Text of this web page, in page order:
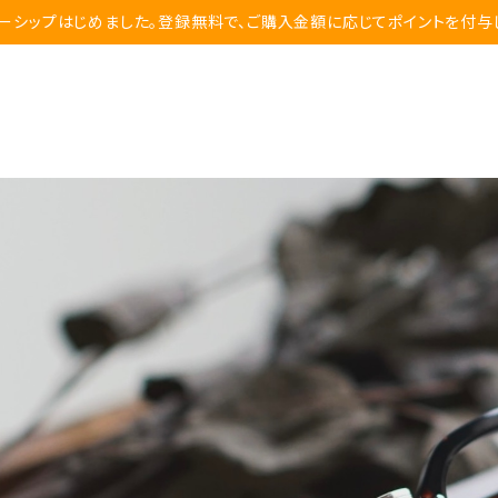
シップはじめました。登録無料で、ご購入金額に応じてポイントを付与